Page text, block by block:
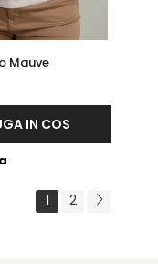
Mauve
IN COS
1 2